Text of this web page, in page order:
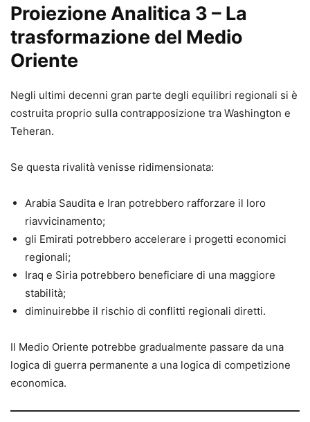
Proiezione Analitica 3 – La
trasformazione del Medio
Oriente
Negli ultimi decenni gran parte degli equilibri regionali si è
costruita proprio sulla contrapposizione tra Washington e
Teheran.
Se questa rivalità venisse ridimensionata:
Arabia Saudita e Iran potrebbero rafforzare il loro
riavvicinamento;
gli Emirati potrebbero accelerare i progetti economici
regionali;
Iraq e Siria potrebbero beneficiare di una maggiore
stabilità;
diminuirebbe il rischio di conflitti regionali diretti.
Il Medio Oriente potrebbe gradualmente passare da una
logica di guerra permanente a una logica di competizione
economica.